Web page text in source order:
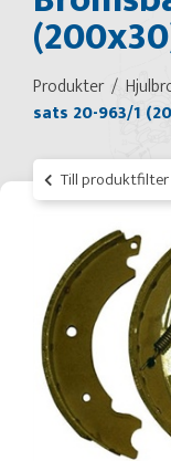
Produkter
sats 20-963/1
Till produktfilter